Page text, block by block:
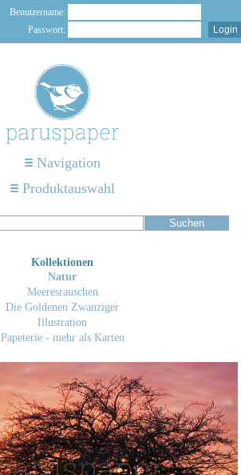
Benutzername:
Passwort:
Navigation
Produktauswahl
Kollektionen
Natur
Meeresrauschen
Die Goldenen Zwanziger
Illustration
Papeterie - mehr als Karten